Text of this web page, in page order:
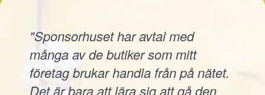
"Sponsorhuset har avtal med
många av de butiker som mitt
företag brukar handla från på nätet.
Det är bara att lära sig att gå den